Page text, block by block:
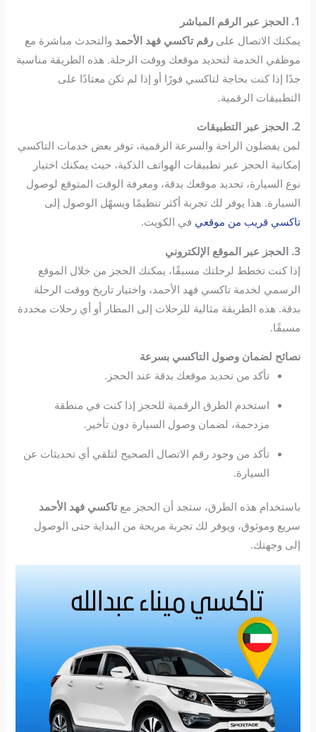
1. الحجز عبر الرقم المباشر
يمكنك الاتصال علىرقم تاكسي فهد الأحمد والتحدث مباشرة مع
موظفي الخدمة لتحديد موقعك ووقت الرحلة. هذه الطريقة مناسبة
جدًا إذا كنت بحاجة لتاكسي فورًا أو إذا لم تكن معتادًا على
التطبيقات الرقمية.
2. الحجز عبر التطبيقات
لمن يفضلون الراحة والسرعة الرقمية، توفر بعض خدمات التاكسي
إمكانية الحجز عبر تطبيقات الهواتف الذكية، حيث يمكنك اختيار
نوع السيارة، تحديد موقعك بدقة، ومعرفة الوقت المتوقع لوصول
السيارة. هذا يوفر لك تجربة أكثر تنظيمًا ويسهّل الوصول إلى
تاكسي قريب من موقعي في الكويت.
3. الحجز عبر الموقع الإلكتروني
إذا كنت تخطط لرحلتك مسبقًا، يمكنك الحجز من خلال الموقع
الرسمي لخدمة تاكسي فهد الأحمد، واختيار تاريخ ووقت الرحلة
بدقة. هذه الطريقة مثالية للرحلات إلى المطار أو أي رحلات محددة
مسبقًا.
نصائح لضمان وصول التاكسي بسرعة
تأكد من تحديد موقعك بدقة عند الحجز.
استخدم الطرق الرقمية للحجز إذا كنت في منطقة
مزدحمة، لضمان وصول السيارة دون تأخير.
تأكد من وجود رقم الاتصال الصحيح لتلقي أي تحديثات عن
السيارة.
باستخدام هذه الطرق، ستجد أن الحجز معتاكسي فهد الأحمد
سريع وموثوق، ويوفر لك تجربة مريحة من البداية حتى الوصول
إلى وجهتك.